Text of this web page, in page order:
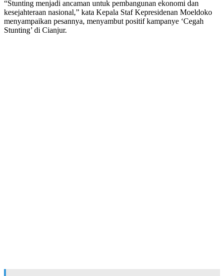
“Stunting menjadi ancaman untuk pembangunan ekonomi dan
kesejahteraan nasional,” kata Kepala Staf Kepresidenan Moeldoko
menyampaikan pesannya, menyambut positif kampanye ‘Cegah
Stunting’ di Cianjur.